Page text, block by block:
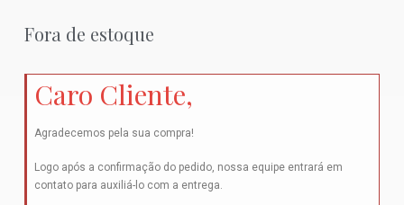
Fora de estoque
Caro Cliente,
Agradecemos pela sua compra!
Logo após a confirmação do pedido, nossa equipe entrará em
contato para auxiliá-lo com a entrega.